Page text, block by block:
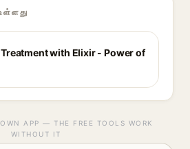
Treatment with Elixir - Power of
APP — THE FREE TOOLS WORK
WITHOUT IT